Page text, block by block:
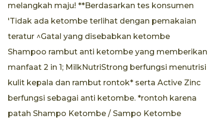
melangkah maju! **Berdasarkan tes konsumen
'Tidak ada ketombe terlihat dengan pemakaian
teratur ^Gatal yang disebabkan ketombe
Shampoo rambut anti ketombe yang memberikan
manfaat 2 in 1; MilkNutriStrong berfungsi menutrisi
kulit kepala dan rambut rontok* serta Active Zinc
berfungsi sebagai anti ketombe. *rontoh karena
patah Shampo Ketombe / Sampo Ketombe